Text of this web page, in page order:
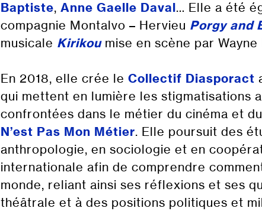
Baptiste, Anne Gaelle Daval… Elle a été
compagnie Montalvo – Hervieu Porgy and
musicale Kirikoumise en scène par Wayne
En 2018, elle crée le Collectif Diasporact
qui mettent en lumière les stigmatisations
confrontées dans le métier du cinéma et
N’est Pas Mon Métier. Elle poursuit des
anthropologie, en sociologie et en
internationale afin de comprendre
monde, reliant ainsi ses réflexions et ses
théâtrale et à des positions politiques et